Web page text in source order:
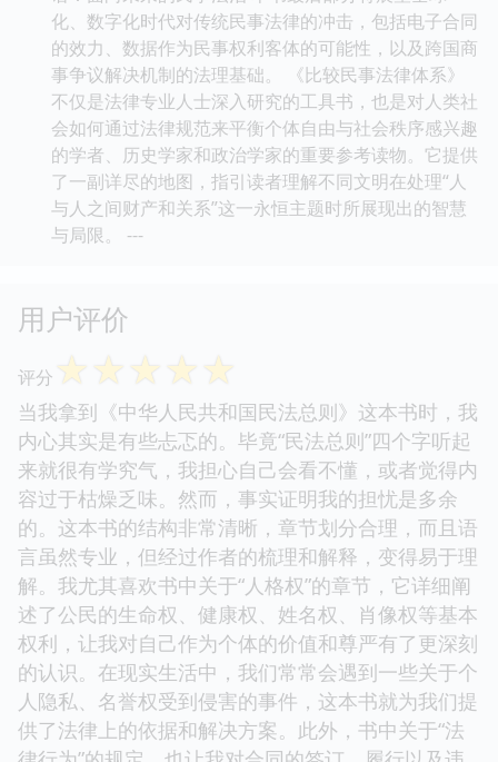
化、数字化时代对传统民事法律的冲击，包括电子合同
的效力、数据作为民事权利客体的可能性，以及跨国商
事争议解决机制的法理基础。 《比较民事法律体系》
不仅是法律专业人士深入研究的工具书，也是对人类社
会如何通过法律规范来平衡个体自由与社会秩序感兴趣
的学者、历史学家和政治学家的重要参考读物。它提供
了一副详尽的地图，指引读者理解不同文明在处理“人
与人之间财产和关系”这一永恒主题时所展现出的智慧
与局限。 ---
用户评价
评分 ☆☆☆☆☆
当我拿到《中华人民共和国民法总则》这本书时，我
内心其实是有些忐忑的。毕竟“民法总则”四个字听起
来就很有学究气，我担心自己会看不懂，或者觉得内
容过于枯燥乏味。然而，事实证明我的担忧是多余
的。这本书的结构非常清晰，章节划分合理，而且语
言虽然专业，但经过作者的梳理和解释，变得易于理
解。我尤其喜欢书中关于“人格权”的章节，它详细阐
述了公民的生命权、健康权、姓名权、肖像权等基本
权利，让我对自己作为个体的价值和尊严有了更深刻
的认识。在现实生活中，我们常常会遇到一些关于个
人隐私、名誉权受到侵害的事件，这本书就为我们提
供了法律上的依据和解决方案。此外，书中关于“法